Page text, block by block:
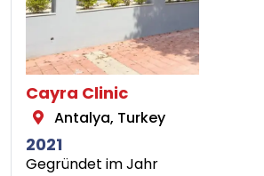
Cayra Clinic
Antalya, Turkey
2021
Gegründet im Jahr